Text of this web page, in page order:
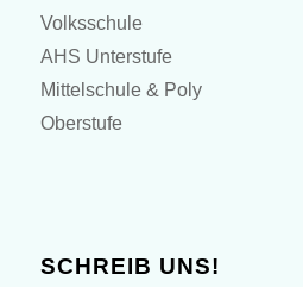
Volksschule
AHS Unterstufe
Mittelschule & Poly
Oberstufe
SCHREIB UNS!